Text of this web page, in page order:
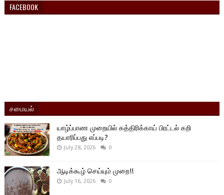
FACEBOOK
சமையல்
யாழ்ப்பாண முறையில் கத்திரிக்காய் பிரட்டல் கறி
தயாரிப்பது எப்படி?
July 28, 2026 0
ஆடிக்கூழ் செய்யும் முறை!!
July 16, 2026 0